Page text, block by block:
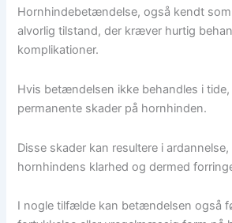
Hornhindebetændelse, også kendt
alvorlig tilstand, der kræver hurtig
komplikationer.
Hvis betændelsen ikke behandles i
permanente skader på hornhinden.
Disse skader kan resultere i
hornhindens klarhed og dermed
I nogle tilfælde kan betændelsen også